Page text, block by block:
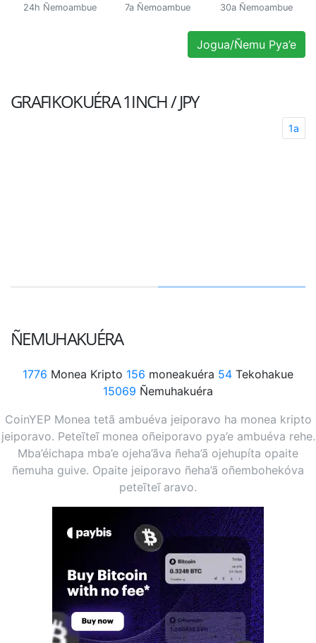
24h Ñemoambue 7a Ñemoambue 30a Ñemoambue
Jogua/Ñemu Pya’e
GRAFIKOKUÉRA1INCH / JPY
1a
ÑEMUHAKUÉRA
1776 Monea Kripto 156 moneakuéra 54 Tekohakue
15069 Ñemuhakuéra
CoinYEP Monea tetã ambuéva jeiporavo ha monea kripto
jeiporavo. Peteĩteĩ monea oñeiporavo pya’e ambuéva rehe.
Mba’éichapa mba’e ojeha’ãva ñeha’ã ojehupíta opaite
ñemuha guive. Opaite jeiporavo ñeha’ã oñembohekóva
peteĩteĩ aravo.